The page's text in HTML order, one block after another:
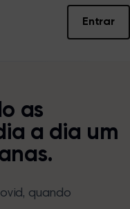
Entrar
as
a dia um
quando